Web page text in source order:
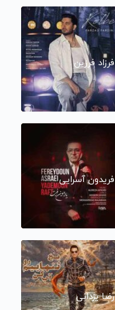
فرزاد فرزین
فریدون آسرایی
رضا یزدانی